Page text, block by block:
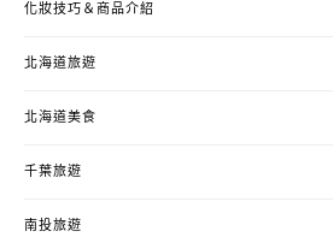
化妝技巧＆商品介紹
北海道旅遊
北海道美食
千葉旅遊
南投旅遊